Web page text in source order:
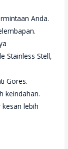
Anda.
Stainless Stell,
Gores.
keindahan.
lebih